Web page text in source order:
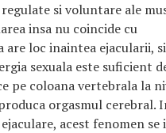
si voluntare ale
insa nu coincide cu
are loc inaintea ejacularii,
sexuala este suficient
pe coloana vertebrala la
orgasmul cerebral.
acest fenomen